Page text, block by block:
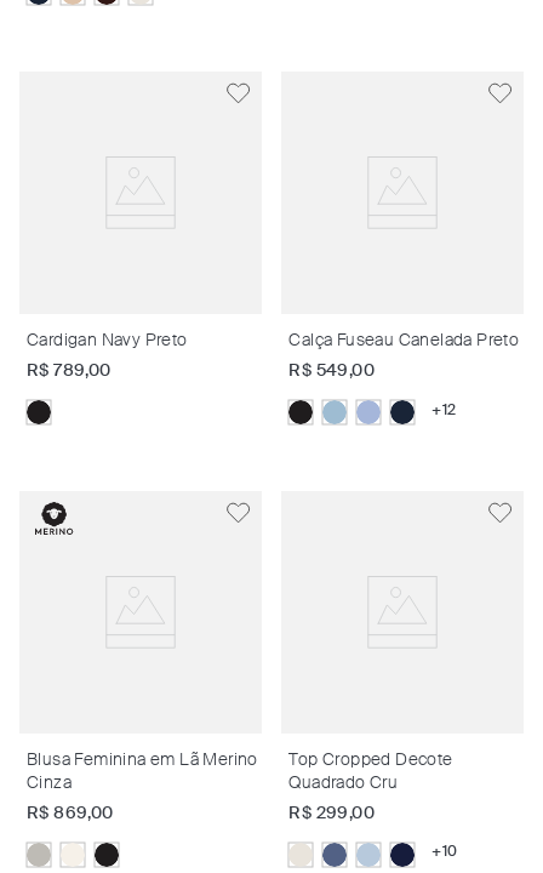
Cardigan Navy Preto
R$ 789,00
Calça Fuseau Canelada Preto
R$ 549,00
+12
Blusa Feminina em Lã Merino
Cinza
R$ 869,00
Top Cropped Decote
Quadrado Cru
R$ 299,00
+ 10